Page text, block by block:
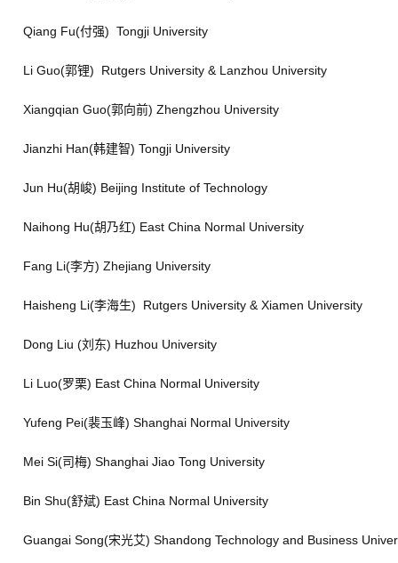
Qiang Fu(付强) Tongji University
Li Guo(郭锂) Rutgers University & Lanzhou University
Xiangqian Guo(郭向前) Zhengzhou University
Jianzhi Han(韩建智) Tongji University
Jun Hu(胡峻) Beijing Institute of Technology
Naihong Hu(胡乃红) East China Normal University
Fang Li(李方) Zhejiang University
Haisheng Li(李海生) Rutgers University & Xiamen University
Dong Liu (刘东) Huzhou University
Li Luo(罗栗) East China Normal University
Yufeng Pei(裴玉峰) Shanghai Normal University
Mei Si(司梅) Shanghai Jiao Tong University
Bin Shu(舒斌) East China Normal University
Guangai Song(宋光艾) Shandong Technology and Business